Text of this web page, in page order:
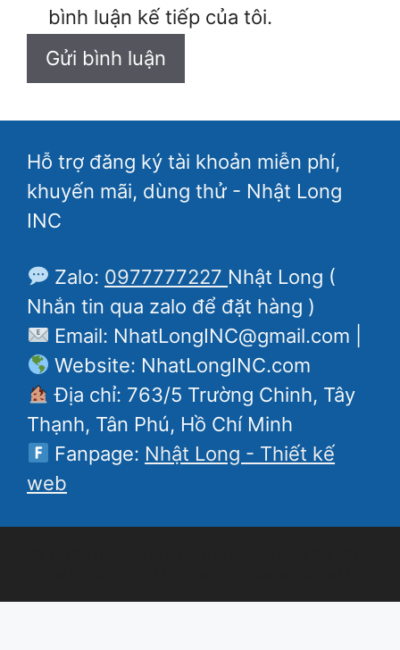
bình luận kế tiếp của tôi.
Hỗ trợ đăng ký tài khoản miễn phí,
khuyến mãi, dùng thử - Nhật Long
INC
Zalo: 0977777227 Nhật Long (
Nhắn tin qua zalo để đặt hàng )
Email: NhatLongINC@gmail.com |
Website: NhatLongINC.com
Địa chỉ: 763/5 Trường Chinh, Tây
Thạnh, Tân Phú, Hồ Chí Minh
Fanpage: Nhật Long - Thiết kế
web